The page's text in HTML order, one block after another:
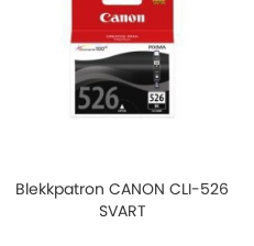
Blekkpatron CANON CLI-526
SVART